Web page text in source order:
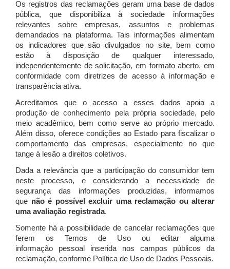
Os registros das reclamações geram uma base de dados
pública, que disponibiliza à sociedade informações
relevantes sobre empresas, assuntos e problemas
demandados na plataforma. Tais informações alimentam
os indicadores que são divulgados no site, bem como
estão à disposição de qualquer interessado,
independentemente de solicitação, em formato aberto, em
conformidade com diretrizes de acesso à informação e
transparência ativa.
Acreditamos que o acesso a esses dados apoia a
produção de conhecimento pela própria sociedade, pelo
meio acadêmico, bem como serve ao próprio mercado.
Além disso, oferece condições ao Estado para fiscalizar o
comportamento das empresas, especialmente no que
tange à lesão a direitos coletivos.
Dada a relevância que a participação do consumidor tem
neste processo, e considerando a necessidade de
segurança das informações produzidas, informamos
que não é possível excluir uma reclamação ou alterar
uma avaliação registrada.
Somente há a possibilidade de cancelar reclamações que
ferem os Temos de Uso ou editar alguma
informação pessoal inserida nos campos públicos da
reclamação, conforme Política de Uso de Dados Pessoais.